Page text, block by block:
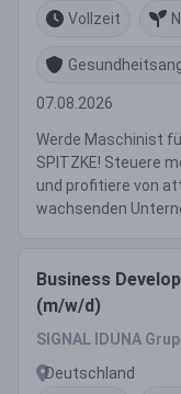
Vollzeit
07.08.2026
Werde Maschinist
SPITZKE! Steuere
und profitiere von
wachsenden
Business
(m/w/d)
SIGNAL IDUNA
Deutschland